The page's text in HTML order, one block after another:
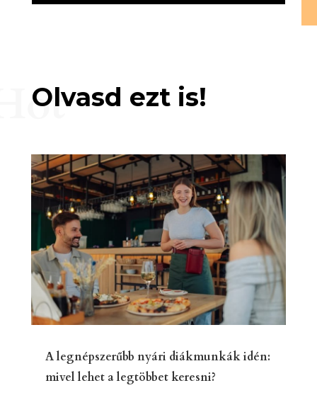
Olvasd ezt is!
A legnépszerűbb nyári diákmunkák idén:
mivel lehet a legtöbbet keresni?